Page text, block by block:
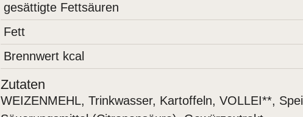
gesättigte Fettsäuren
Fett
Brennwert kcal
Zutaten
WEIZENMEHL, Trinkwasser, Kartoffeln, VOLLEI**,